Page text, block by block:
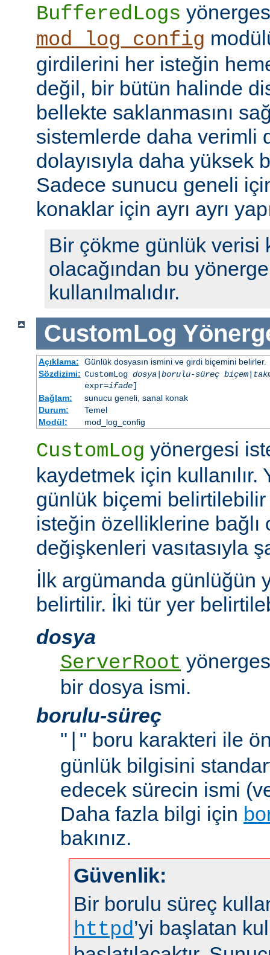
BufferedLogs
mod_log_config
girdilerini her isteğin
değil, bir bütün halinde
bellekte saklanmasını
sistemlerde daha verimli
dolayısıyla daha yüksek
Sadece sunucu geneli
konaklar için ayrı ayrı
Bir çökme günlük verisi
olacağından bu
kullanılmalıdır.
CustomLog
Açıklama:
Günlük dosyasın ismini ve girdi biçemini belirler.
Sözdizimi: CustomLog dosya|borulu-süreç biçem|
expr=ifade]
Bağlam:
sunucu geneli, sanal konak
Durum:
Temel
Modül:
mod_log_config
CustomLog yönergesi
kaydetmek için
günlük biçemi belirtilebilir
isteğin özelliklerine bağlı
değişkenleri vasıtasıyla
İlk argümanda günlüğün
belirtilir. İki tür yer
dosya
ServerRoot
bir dosya ismi.
borulu-süreç
" " boru karakteri ile
günlük bilgisini
edecek sürecin ismi
Daha fazla bilgi için
bakınız.
Güvenlik:
Bir borulu süreç
httpd’yi başlatan